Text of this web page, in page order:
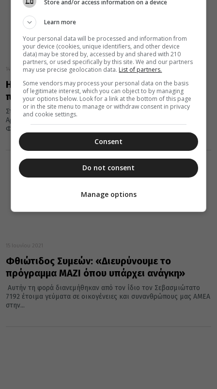
14 Σεπτεμβρίου 2021
Η «ΑΠΟΣΤΟΛΗ» στηρίζει τους μαθητές
πυρόπληκτων περιοχών της Ηλείας
Στήριξη στους μαθητές των 22 πυρόπληκτων χωριών του Δήμου
Αρχαίας Ολυμπίας του Νομού Ηλείας, προσέφερε σήμερα, ο
Φιλανθρωπικός Οργανισμός...
15 Ιουνίου 2021
Φθιώτιδος Συμεών: «Διευρύνουμε το
πρόγραμμα ΜΑΖΙ όπου υπάρχει ανάγκη»
Αυτήν τη φορά διανεμήθηκαν από τον ίδιο τον Σεβασμιώτατο
7192 έτοιμα γεύματα σε οικογένειες και συνανθρώπους μας ΑΜΕΑ
στην...
Store and/or access information on a device
Learn more
Your personal data will be processed and information from
your device (cookies, unique identifiers, and other device
data) may be stored by, accessed by and shared with 210
partners, or used specifically by this site. We and our partners
may use precise geolocation data. List of partners.
Some vendors may process your personal data on the basis
of legitimate interest, which you can object to by managing
your options below. Look for a link at the bottom of this page
or in the site menu to manage or withdraw consent in privacy
and cookie settings.
Consent
Do not consent
Manage options